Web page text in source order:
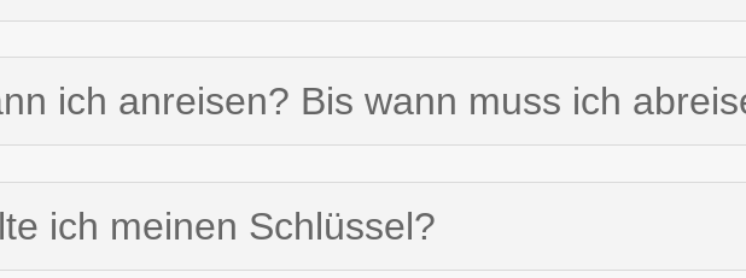
ich anreisen? Bis wann muss ich
ich meinen Schlüssel?